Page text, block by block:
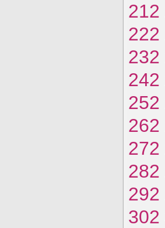
212
222
232
242
252
262
272
282
292
302